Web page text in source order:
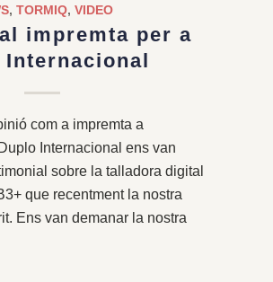
, TORMIQ, VIDEO
impremta per a
Internacional
com a impremta a
Internacional ens van
sobre la talladora digital
que recentment la nostra
Ens van demanar la nostra